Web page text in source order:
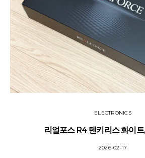
ELECTRONICS
리얼포스 R4 텐키리스 화이
2026-02-17